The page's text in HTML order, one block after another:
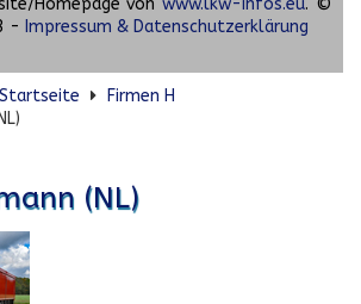
Homepage von www.lkw-infos.eu. ©
- Impressum & Datenschutzerklärung
Startseite
Firmen H
(NL)